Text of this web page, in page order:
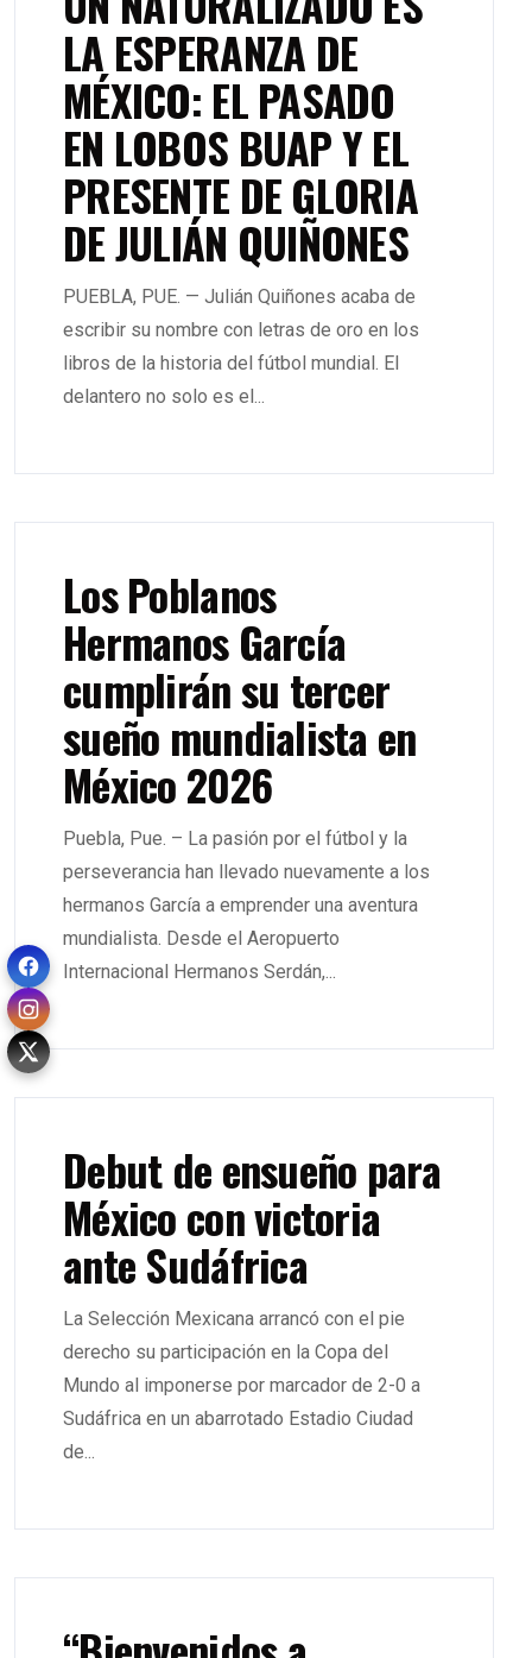
LA ESPERANZA DE
MÉXICO: EL PASADO
EN LOBOS BUAP Y EL
PRESENTE DE GLORIA
DE JULIÁN QUIÑONES
PUEBLA, PUE. — Julián Quiñones acaba de
escribir su nombre con letras de oro en los
libros de la historia del fútbol mundial. El
delantero no solo es el...
Los Poblanos
Hermanos García
cumplirán su tercer
sueño mundialista en
México 2026
Puebla, Pue. – La pasión por el fútbol y la
perseverancia han llevado nuevamente a los
hermanos García a emprender una aventura
mundialista. Desde el Aeropuerto
Internacional Hermanos Serdán,...
Debut de ensueño para
México con victoria
ante Sudáfrica
La Selección Mexicana arrancó con el pie
derecho su participación en la Copa del
Mundo al imponerse por marcador de 2-0 a
Sudáfrica en un abarrotado Estadio Ciudad
de...